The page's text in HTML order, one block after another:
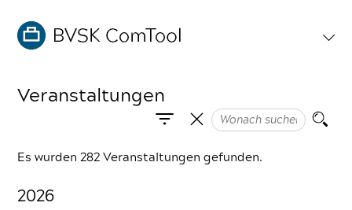
Veranstaltungen
Es wurden 282 Veranstaltungen gefunden.
2026